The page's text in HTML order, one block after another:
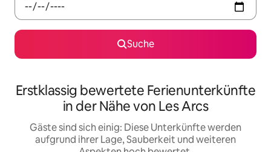
Suche
Erstklassig bewertete Ferienunterkünfte
in der Nähe von Les Arcs
Gäste sind sich einig: Diese Unterkünfte werden
aufgrund ihrer Lage, Sauberkeit und weiteren